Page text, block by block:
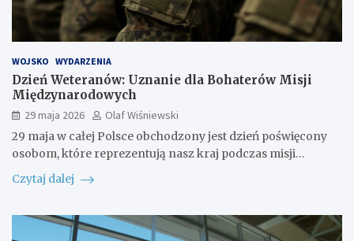
WOJSKO WYDARZENIA
Dzień Weteranów: Uznanie dla Bohaterów Misji
Międzynarodowych
29 maja 2026
Olaf Wiśniewski
29 maja w całej Polsce obchodzony jest dzień poświęcony
osobom, które reprezentują nasz kraj podczas misji…
Czytaj dalej